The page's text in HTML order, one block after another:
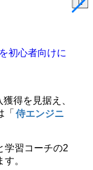
初心者向けに
得を見据え、
侍エンジニ
学習コーチの2
。